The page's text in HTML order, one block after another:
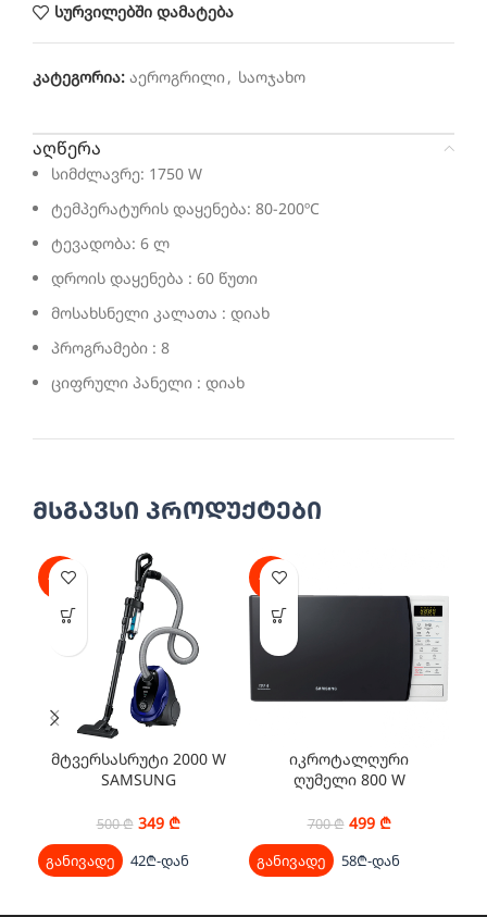
სურვილებში დამატება
კატეგორია: აეროგრილი, საოჯახო
აღწერა
სიმძლავრე: 1750 W
ტემპერატურის დაყენება: 80-200ºC
ტევადობა: 6 ლ
დროის დაყენება : 60 წუთი
მოსახსნელი კალათა : დიახ
პროგრამები : 8
ციფრული პანელი : დიახ
მსგავსი პროდუქტები
-30%
მტვერსასრუტი 2000 W
SAMSUNG
500₾ 349 ₾
განივადე 42₾-დან
-29%
იკროტალღური
ღუმელი 800 W
1/BW
700₾ 499 ₾
განივადე 58₾-დან